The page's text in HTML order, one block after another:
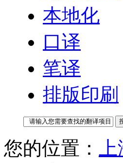
本地化
口译
笔译
排版印刷
您的位置：